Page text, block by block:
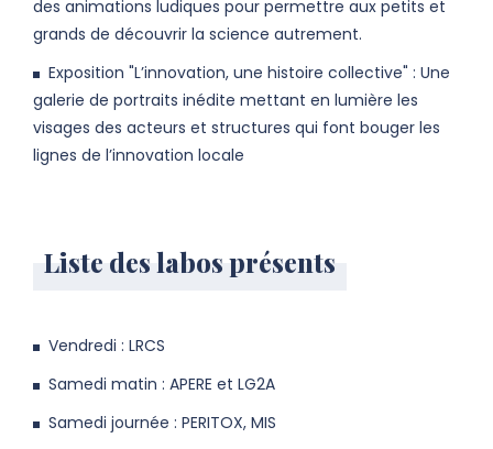
des animations ludiques pour permettre aux petits et
grands de découvrir la science autrement.
Exposition "L’innovation, une histoire collective" : Une
galerie de portraits inédite mettant en lumière les
visages des acteurs et structures qui font bouger les
lignes de l’innovation locale
Liste des labos présents
Vendredi : LRCS
Samedi matin : APERE et LG2A
Samedi journée : PERITOX, MIS